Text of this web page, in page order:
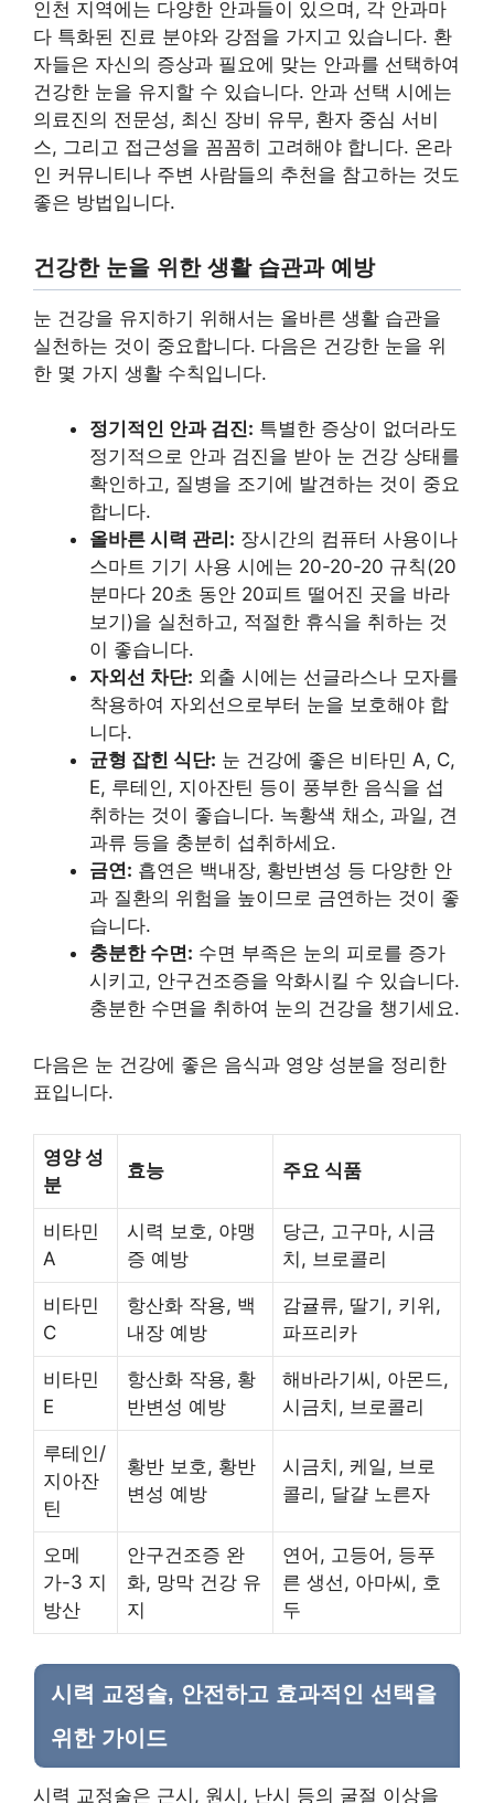
인천 지역에는 다양한 안과들이 있으며, 각 안과마
다 특화된 진료 분야와 강점을 가지고 있습니다. 환
자들은 자신의 증상과 필요에 맞는 안과를 선택하여
건강한 눈을 유지할 수 있습니다. 안과 선택 시에는
의료진의 전문성, 최신 장비 유무, 환자 중심 서비
스, 그리고 접근성을 꼼꼼히 고려해야 합니다. 온라
인 커뮤니티나 주변 사람들의 추천을 참고하는 것도
좋은 방법입니다.
건강한 눈을 위한 생활 습관과 예방
눈 건강을 유지하기 위해서는 올바른 생활 습관을
실천하는 것이 중요합니다. 다음은 건강한 눈을 위
한 몇 가지 생활 수칙입니다.
정기적인 안과 검진: 특별한 증상이 없더라도
정기적으로 안과 검진을 받아 눈 건강 상태를
확인하고, 질병을 조기에 발견하는 것이 중요
합니다.
올바른 시력 관리: 장시간의 컴퓨터 사용이나
스마트 기기 사용 시에는 20-20-20 규칙(20
분마다 20초 동안 20피트 떨어진 곳을 바라
보기)을 실천하고, 적절한 휴식을 취하는 것
이 좋습니다.
자외선 차단: 외출 시에는 선글라스나 모자를
착용하여 자외선으로부터 눈을 보호해야 합
니다.
균형 잡힌 식단: 눈 건강에 좋은 비타민 A, C,
E, 루테인, 지아잔틴 등이 풍부한 음식을 섭
취하는 것이 좋습니다. 녹황색 채소, 과일, 견
과류 등을 충분히 섭취하세요.
금연: 흡연은 백내장, 황반변성 등 다양한 안
과 질환의 위험을 높이므로 금연하는 것이 좋
습니다.
충분한 수면: 수면 부족은 눈의 피로를 증가
시키고, 안구건조증을 악화시킬 수 있습니다.
충분한 수면을 취하여 눈의 건강을 챙기세요.
다음은 눈 건강에 좋은 음식과 영양 성분을 정리한
표입니다.
영양 성
분
효능 주요 식품
비타민
A
시력 보호, 야맹
증 예방
당근, 고구마, 시금
치, 브로콜리
비타민
C
항산화 작용, 백
내장 예방
감귤류, 딸기, 키위,
파프리카
비타민
E
항산화 작용, 황
반변성 예방
해바라기씨, 아몬드,
시금치, 브로콜리
루테인/
지아잔
틴
황반 보호, 황반
변성 예방
시금치, 케일, 브로
콜리, 달걀 노른자
오메
가-3 지
방산
안구건조증 완
화, 망막 건강 유
지
연어, 고등어, 등푸
른 생선, 아마씨, 호
두
시력 교정술, 안전하고 효과적인 선택을
위한 가이드
시력 교정술은 근시, 원시, 난시 등의 굴절 이상을